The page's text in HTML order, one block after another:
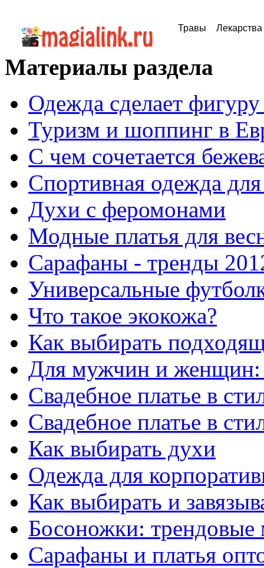
Травы Лекарства
Материалы раздела
Одежда сделает
Туризм и шоппинг в
С чем сочетается
Спортивная одежда
Духи с феромонами
Модные платья для
Сарафаны - тренды
Универсальные
Что такое экокожа?
Как выбирать
Для мужчин и
Свадебное платье в
Свадебное платье в
Как выбирать духи
Одежда для
Как выбирать и
Босоножки: трендовые
Сарафаны и платья